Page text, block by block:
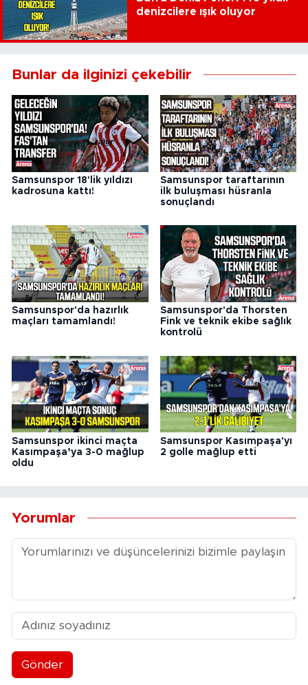
denizcilere ışık oluyor
Bunlar da ilginizi çekebilir
Samsunspor 18'lik yıldızı
kadrosuna kattı!
Samsunspor taraftarının
ilk buluşması hüsranla
sonuçlandı
Samsunspor'da hazırlık
maçları tamamlandı!
Samsunspor'da Thorsten
Fink ve teknik ekibe sağlık
kontrolü
Samsunspor ikinci maçta
Kasımpaşa’ya 3-0 mağlup
oldu
Samsunspor Kasımpaşa'yı
2 golle mağlup etti
Yorumlar
Gönder